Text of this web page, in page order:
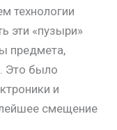
технологии
эти «пузыри»
предмета,
Это было
и
смещение